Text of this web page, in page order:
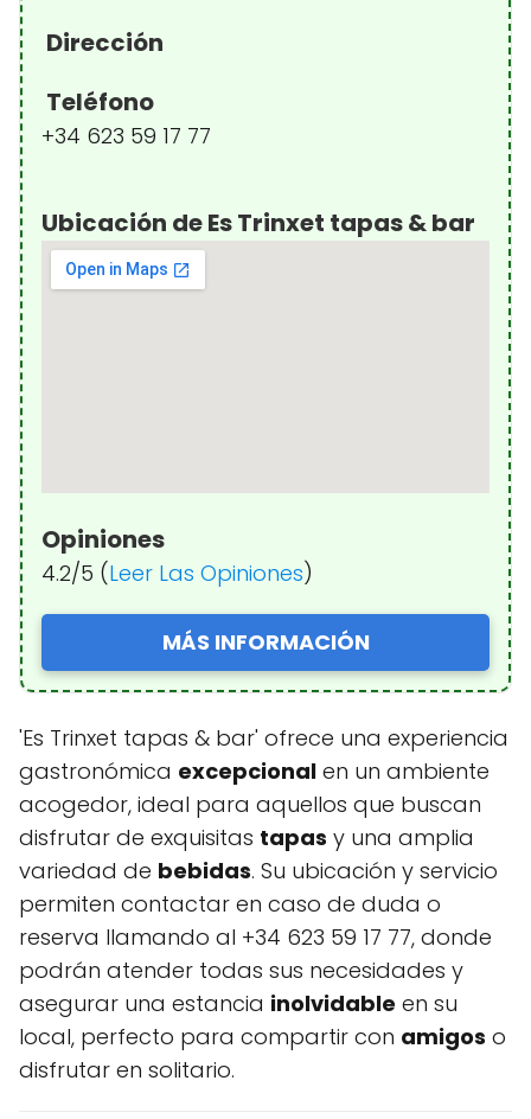
Dirección
Teléfono
+34 623 59 17 77
Ubicación de Es Trinxet tapas & bar
Opiniones
4.2/5 (Leer Las Opiniones)
MÁS INFORMACIÓN
'Es Trinxet tapas & bar' ofrece una experiencia
gastronómica excepcional en un ambiente
acogedor, ideal para aquellos que buscan
disfrutar de exquisitas tapas y una amplia
variedad de bebidas. Su ubicación y servicio
permiten contactar en caso de duda o
reserva llamando al +34 623 59 17 77, donde
podrán atender todas sus necesidades y
asegurar una estancia inolvidable en su
local, perfecto para compartir con amigos o
disfrutar en solitario.